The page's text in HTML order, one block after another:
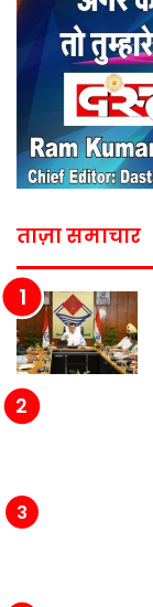
ताज़ा समाचार